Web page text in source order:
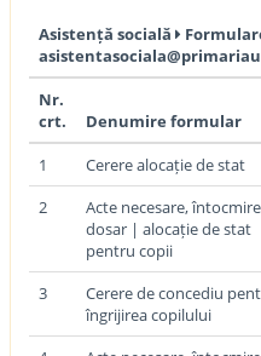
Asistență socială
Nr.
crt.
Denumire formular
1
Cerere alocație de stat
2
Acte necesare, întocmire
dosar | alocație de stat
pentru copii
3
Cerere de concediu
îngrijirea copilului